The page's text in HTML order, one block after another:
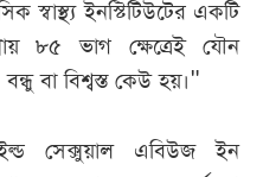
স্বাস্থ্য ইনস্টিটিউটের একটি
৮৫ ভাগ ক্ষেত্রেই যৌন
বা বিশ্বস্ত কেউ হয়।"
সেক্সুয়াল এবিউজ ইন